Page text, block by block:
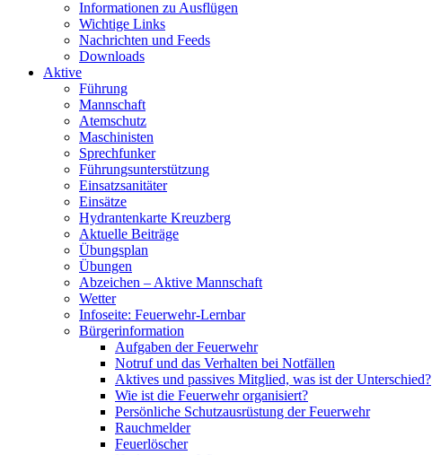
Informationen zu Ausflügen
Wichtige Links
Nachrichten und Feeds
Downloads
Aktive
Führung
Mannschaft
Atemschutz
Maschinisten
Sprechfunker
Führungsunterstützung
Einsatzsanitäter
Einsätze
Hydrantenkarte Kreuzberg
Aktuelle Beiträge
Übungsplan
Übungen
Abzeichen – Aktive Mannschaft
Wetter
Infoseite: Feuerwehr-Lernbar
Bürgerinformation
Aufgaben der Feuerwehr
Notruf und das Verhalten bei Notfällen
Aktives und passives Mitglied, was ist der Unterschied?
Wie ist die Feuerwehr organisiert?
Persönliche Schutzausrüstung der Feuerwehr
Rauchmelder
Feuerlöscher